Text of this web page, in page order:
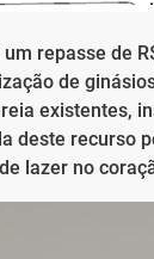
repasse de
de
existentes,
deste recurso
lazer no